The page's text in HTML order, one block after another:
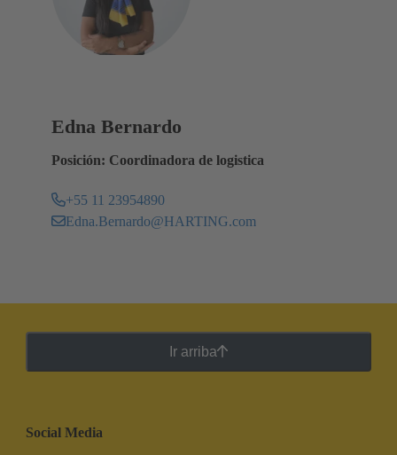
Edna Bernardo
Posición: Coordinadora de logistica
+55 11 23954890
Edna.Bernardo@HARTING.com
Ir arriba
Social Media